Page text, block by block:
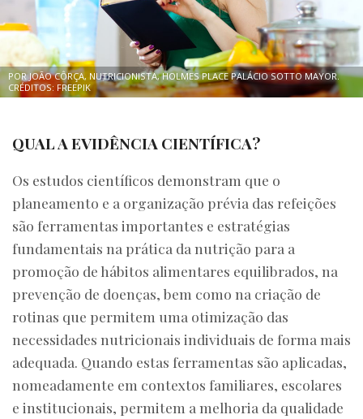
POR JOÃO CÔRÇA, NUTRICIONISTA, HOLMES PLACE PALÁCIO SOTTO MAYOR.
CRÉDITOS: FREEPIK
QUAL A EVIDÊNCIA CIENTÍFICA?
Os estudos científicos demonstram que o
planeamento e a organização prévia das refeições
são ferramentas importantes e estratégias
fundamentais na prática da nutrição para a
promoção de hábitos alimentares equilibrados, na
prevenção de doenças, bem como na criação de
rotinas que permitem uma otimização das
necessidades nutricionais individuais de forma mais
adequada. Quando estas ferramentas são aplicadas,
nomeadamente em contextos familiares, escolares
e institucionais, permitem a melhoria da qualidade